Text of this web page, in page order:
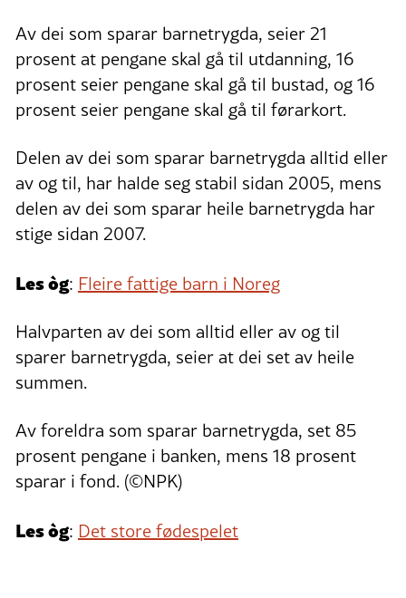
Av dei som sparar barnetrygda, seier 21
prosent at pengane skal gå til utdanning, 16
prosent seier pengane skal gå til bustad, og 16
prosent seier pengane skal gå til førarkort.
Delen av dei som sparar barnetrygda alltid eller
av og til, har halde seg stabil sidan 2005, mens
delen av dei som sparar heile barnetrygda har
stige sidan 2007.
Les òg: Fleire fattige barn i Noreg
Halvparten av dei som alltid eller av og til
sparer barnetrygda, seier at dei set av heile
summen.
Av foreldra som sparar barnetrygda, set 85
prosent pengane i banken, mens 18 prosent
sparar i fond. (©NPK)
Les òg: Det store fødespelet